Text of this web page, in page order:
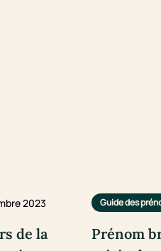
2023
de la
Guide des
Prénom